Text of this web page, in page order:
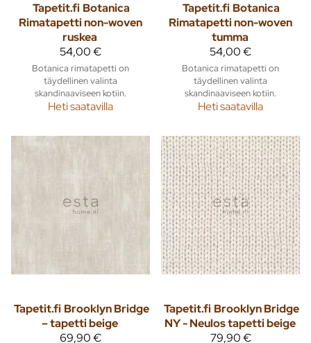
Tapetit.fi Botanica
Rimatapetti non-woven
ruskea
54,00 €
Botanica rimatapetti on
täydellinen valinta
skandinaaviseen kotiin.
Heti saatavilla
Tapetit.fi Botanica
Rimatapetti non-woven
tumma
54,00 €
Botanica rimatapetti on
täydellinen valinta
skandinaaviseen kotiin.
Heti saatavilla
Tapetit.fi Brooklyn Bridge
– tapetti beige
69,90 €
Tapetit.fi Brooklyn Bridge
NY - Neulos tapetti beige
79,90 €